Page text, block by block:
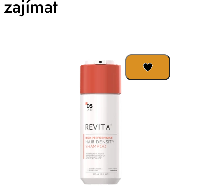
zajímat